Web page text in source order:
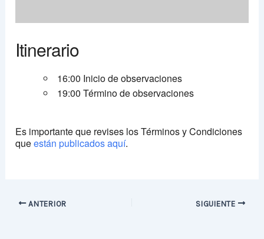
Itinerario
16:00 Inicio de observaciones
19:00 Término de observaciones
Es importante que revises los Términos y Condiciones
queestán publicados aquí.
ANTERIOR SIGUIENTE